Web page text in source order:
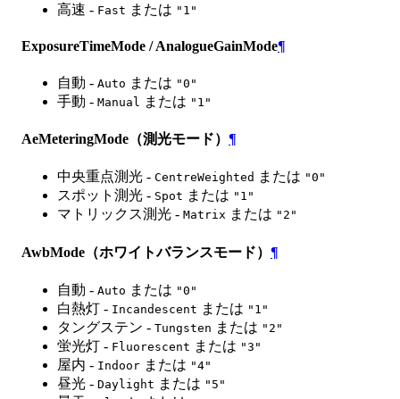
高速 - Fast または "1"
ExposureTimeMode / AnalogueGainMode¶
自動 - Auto または "0"
手動 - Manual または "1"
AeMeteringMode（測光モード） ¶
中央重点測光 - CentreWeighted または "0"
スポット測光 - Spot または "1"
マトリックス測光 - Matrix または "2"
AwbMode（ホワイトバランスモード） ¶
自動 - Auto または "0"
白熱灯 - Incandescent または "1"
タングステン - Tungsten または "2"
蛍光灯 - Fluorescent または "3"
屋内 - Indoor または "4"
昼光 - Daylight または "5"